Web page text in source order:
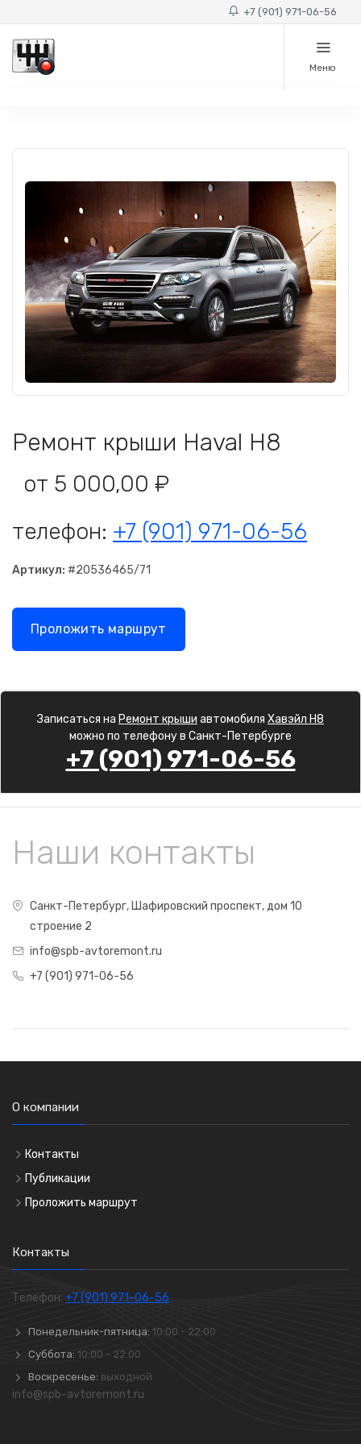
+7 (901) 971-06-56
Меню
Ремонт крыши Haval H8
от 5 000,00 ₽
телефон: +7 (901) 971-06-56
Артикул: #20536465/71
Проложить маршрут
Записаться на Ремонт крыши автомобиля Хавэйл Н8
можно по телефону в Санкт-Петербурге
+7 (901) 971-06-56
Наши контакты
Санкт-Петербург, Шафировский проспект, дом 10
строение 2
info@spb-avtoremont.ru
+7 (901) 971-06-56
О компании
Контакты
Публикации
Проложить маршрут
Контакты
Телефон: +7 (901) 971-06-56
Понедельник-пятница: 10:00 - 22:00
Суббота: 10:00 - 22:00
Воскресенье: выходной
info@spb-avtoremont.ru